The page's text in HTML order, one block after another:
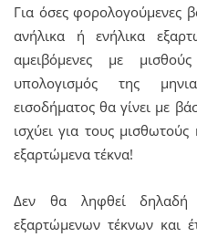
Για όσες φορολογούμενες
ανήλικα ή ενήλικα
αμειβόμενες με
υπολογισμός της
εισοδήματος θα γίνει με
ισχύει για τους
εξαρτώμενα τέκνα!
Δεν θα ληφθεί
εξαρτώμενων τέκνων και